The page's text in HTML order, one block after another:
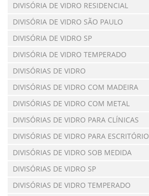
DIVISÓRIA DE VIDRO RESIDENCIAL
DIVISÓRIA DE VIDRO SÃO PAULO
DIVISÓRIA DE VIDRO SP
DIVISÓRIA DE VIDRO TEMPERADO
DIVISÓRIAS DE VIDRO
DIVISÓRIAS DE VIDRO COM MADEIRA
DIVISÓRIAS DE VIDRO COM METAL
DIVISÓRIAS DE VIDRO PARA CLÍNICAS
DIVISÓRIAS DE VIDRO PARA ESCRITÓRIO
DIVISÓRIAS DE VIDRO SOB MEDIDA
DIVISÓRIAS DE VIDRO SP
DIVISÓRIAS DE VIDRO TEMPERADO